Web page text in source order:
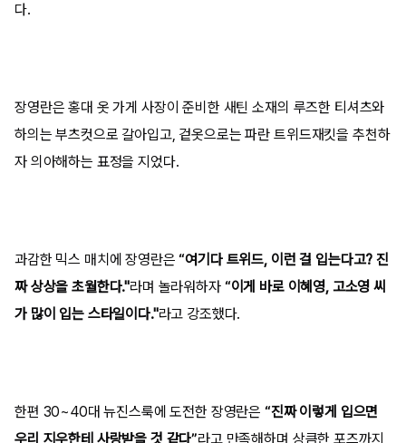
다.
장영란은 홍대 옷 가게 사장이 준비한 새틴 소재의 루즈한 티셔츠와
하의는 부츠컷으로 갈아입고, 겉옷으로는 파란 트위드재킷을 추천하
자 의아해하는 표정을 지었다.
과감한 믹스 매치에 장영란은 “여기다 트위드, 이런 걸 입는다고? 진
짜 상상을 초월한다."라며 놀라워하자“이게 바로 이혜영, 고소영 씨
가 많이 입는 스타일이다."라고 강조했다.
한편 30~40대 뉴진스룩에 도전한 장영란은 “진짜 이렇게 입으면
우리 지우한테 사랑받을 것 같다”라고 만족해하며 상큼한 포즈까지